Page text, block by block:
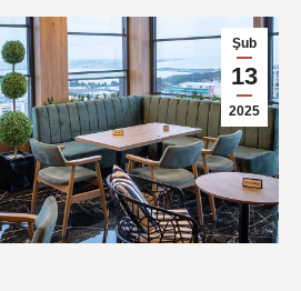
Şub
13
2025